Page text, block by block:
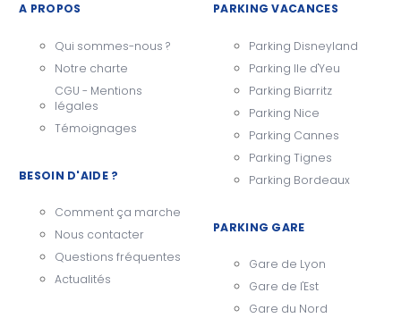
A PROPOS
Qui sommes-nous ?
Notre charte
CGU - Mentions
légales
Témoignages
BESOIN D'AIDE ?
Comment ça marche
Nous contacter
Questions fréquentes
Actualités
PARKING VACANCES
Parking Disneyland
Parking Ile d'Yeu
Parking Biarritz
Parking Nice
Parking Cannes
Parking Tignes
Parking Bordeaux
PARKING GARE
Gare de Lyon
Gare de l'Est
Gare du Nord